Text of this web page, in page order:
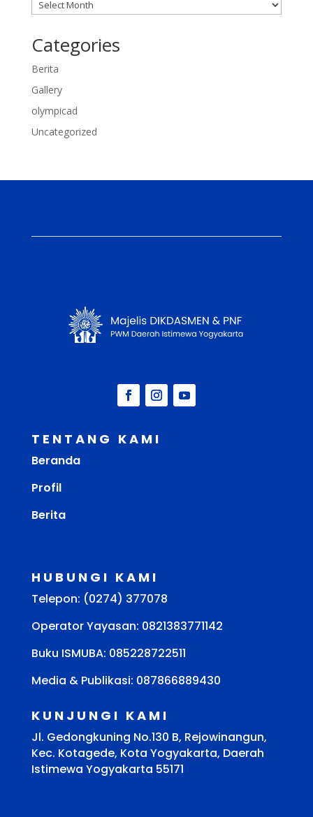
Categories
Berita
Gallery
olympicad
Uncategorized
TENTANG KAMI
Beranda
Profil
Berita
HUBUNGI KAMI
Telepon: (0274) 377078
Operator Yayasan: 0821383771142
Buku ISMUBA: 085228722511
Media & Publikasi: 087866889430
KUNJUNGI KAMI
Jl. Gedongkuning No.130 B, Rejowinangun,
Kec. Kotagede, Kota Yogyakarta, Daerah
Istimewa Yogyakarta 55171